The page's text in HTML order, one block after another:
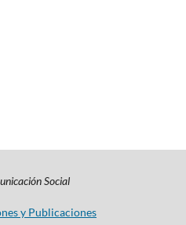
Social
y Publicaciones